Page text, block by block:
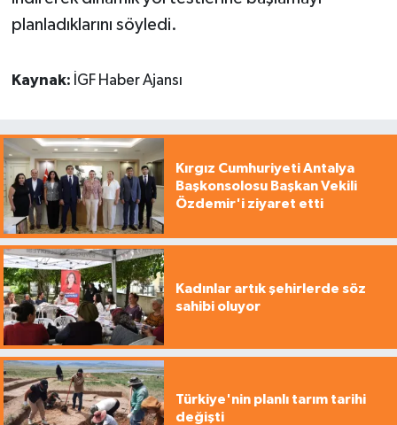
planladıklarını söyledi.
Kaynak: İGF Haber Ajansı
Kırgız Cumhuriyeti Antalya
Başkonsolosu Başkan Vekili
Özdemir'i ziyaret etti
Kadınlar artık şehirlerde söz
sahibi oluyor
Türkiye'nin planlı tarım tarihi
değişti